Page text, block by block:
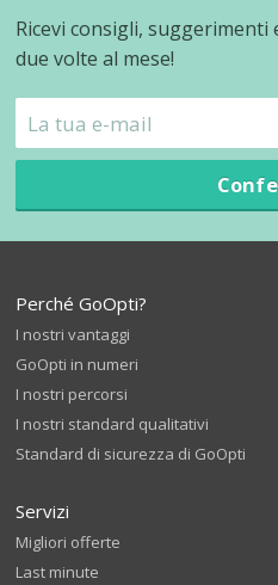
Ricevi consigli,
due volte al mese!
Perché GoOpti?
I nostri vantaggi
GoOpti in numeri
I nostri percorsi
I nostri standard qualitativi
Standard di sicurezza di GoOpti
Servizi
Migliori offerte
Last minute